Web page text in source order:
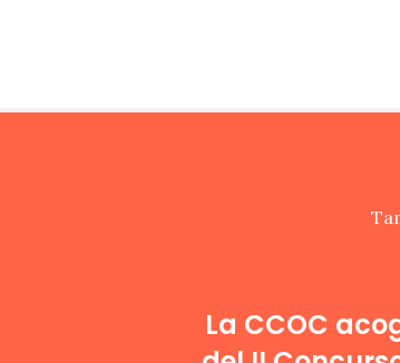
La CCOC